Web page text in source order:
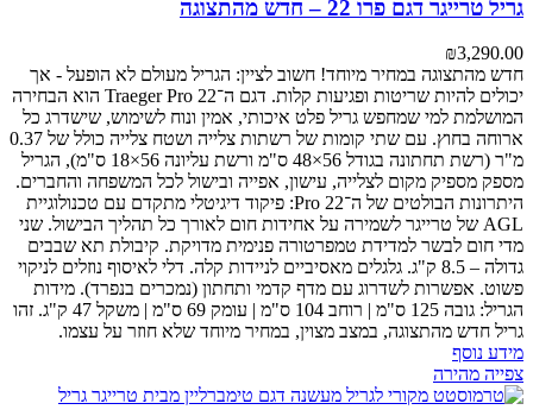
גריל טרייגר דגם פרו 22 – חדש מהתצוגה
₪3,290.00
חדש מהתצוגה במחיר מיוחד! חשוב לציין: הגריל מעולם לא הופעל - אך
יכולים להיות שריטות ופגיעות קלות.
דגם ה־Traeger Pro 22 הוא הבחירה
המושלמת למי שמחפש גריל פלט איכותי, אמין ונוח לשימוש, שישדרג כל
ארוחה בחוץ.
עם שתי קומות של רשתות צלייה ושטח צלייה כולל של 0.37
מ"ר (רשת תחתונה בגודל 56×48 ס"מ ורשת עליונה 56×18 ס"מ), הגריל
מספק מספיק מקום לצלייה, עישון, אפייה ובישול לכל המשפחה והחברים.
היתרונות הבולטים של ה־Pro 22:
פיקוד דיגיטלי מתקדם עם טכנולוגיית
AGL של טרייגר לשמירה על אחידות חום לאורך כל תהליך הבישול.
שני
מדי חום לבשר למדידת טמפרטורה פנימית מדויקת. קיבולת תא שבבים
גדולה – 8.5 ק"ג.
גלגלים מאסיביים לניידות קלה. דלי לאיסוף נוזלים לניקוי
פשוט. אפשרות לשדרוג עם מדף קדמי ותחתון (נמכרים בנפרד). מידות
הגריל: גובה 125 ס"מ | רוחב 104 ס"מ | עומק 69 ס"מ | משקל 47 ק"ג.
זהו
גריל חדש מהתצוגה, במצב מצוין, במחיר מיוחד שלא חוזר על עצמו.
מידע נוסף
צפייה מהירה